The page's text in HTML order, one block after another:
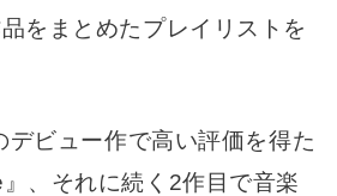
をまとめたプレイリストを
ビュー作で高い評価を得た
、それに続く2作目で音楽